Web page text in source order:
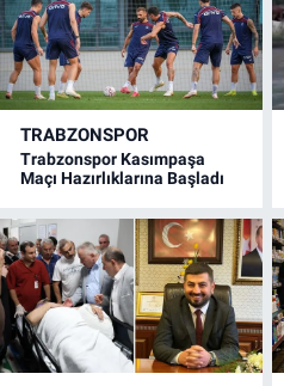
TRABZONSPOR
Trabzonspor Kasımpaşa
Maçı Hazırlıklarına Başladı